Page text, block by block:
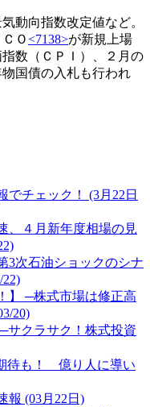
動向指数改定値など。
Ｏ<7138>が新規上場
数（ＣＰＩ）、２月の
国債の入札も行われ
でチェック！ (3月22日
、４月新年度相場の見
3次石油ショックのシナ
】 ─株式市場は修正高
20)
サクラサク！株式投資
待も！ 億り人に導い
報 (03月22日)